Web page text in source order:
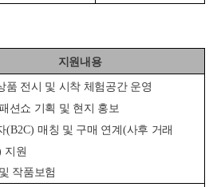
지원내용
품 전시 및 시착 체험공간 운영
션쇼 기획 및 현지 홍보
(B2C)매칭 및 구매 연계(사후 거래
지원
작품보험